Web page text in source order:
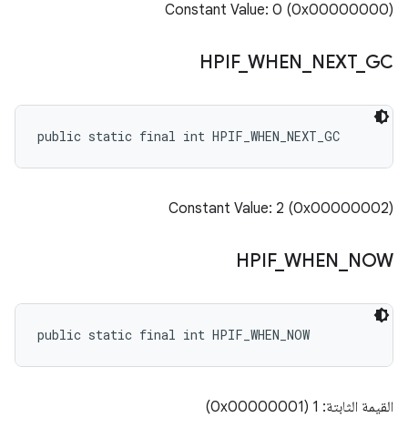
Constant Value: 0 (0x00000000)
HPIF_ WHEN NEXT_ GC
public static final int HPIF_WHEN_NEXT_GC
Constant Value: 2 (0x00000002)
HPIF_ WHEN NOW
public static final int HPIF_WHEN_NOW
القيمة الثابتة: 1 (0x00000001)